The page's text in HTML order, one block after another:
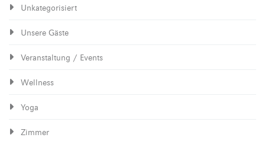
Unkategorisiert
Unsere Gäste
Veranstaltung / Events
Wellness
Yoga
Zimmer